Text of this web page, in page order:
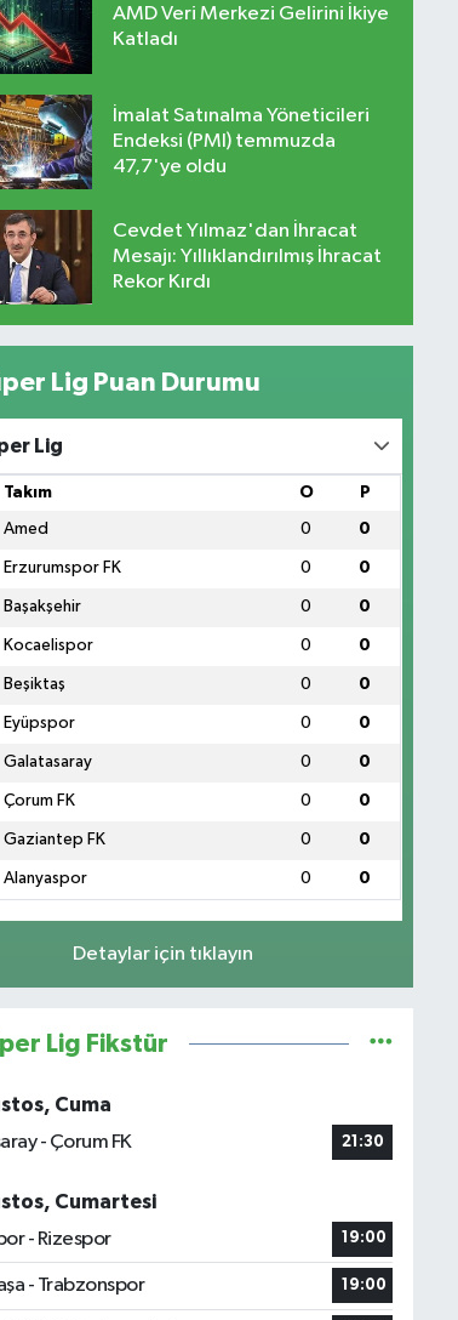
AMD Veri Merkezi Gelirini İkiye
Katladı
İmalat Satınalma Yöneticileri
Endeksi (PMI) temmuzda
47,7'ye oldu
Cevdet Yılmaz'dan İhracat
Mesajı: Yıllıklandırılmış İhracat
Rekor Kırdı
Lig Puan Durumu
Lig
Takım O P
Amed 0 0
Erzurumspor FK 0 0
Başakşehir 0 0
Kocaelispor 0 0
Beşiktaş 0 0
Eyüpspor 0 0
Galatasaray 0 0
Çorum FK 0 0
Gaziantep FK 0 0
Alanyaspor 0 0
Detaylar için tıklayın
Lig Fikstür
Cuma
- Çorum FK
21:30
Cumartesi
- Rizespor
19:00
- Trabzonspor 19:00